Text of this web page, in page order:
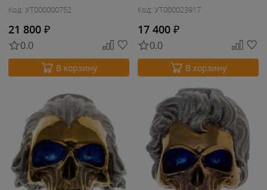
Код: УТ000000752
21 800 ₽
0.0
В корзину
Код: УТ000023917
17 400 ₽
0.0
В корзину